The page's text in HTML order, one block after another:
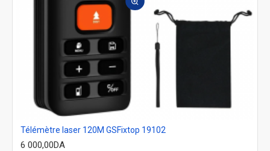
Télémètre laser 120M GSFixtop 19102
6 000,00DA